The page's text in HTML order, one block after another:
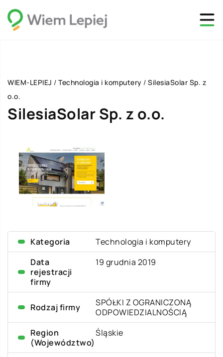
WIEM-LEPIEJ / Technologia i komputery / SilesiaSolar Sp. z
o.o.
SilesiaSolar Sp. z o.o.
Kategoria
Technologia i komputery
Data
rejestracji
firmy
19 grudnia 2019
Rodzaj firmy
SPÓŁKI Z OGRANICZONĄ
ODPOWIEDZIALNOŚCIĄ
Region
(Województwo)
Śląskie